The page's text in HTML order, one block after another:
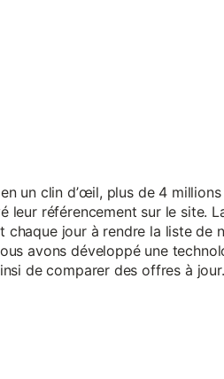
un clin d’œil, plus de 4
leur référencement sur le site.
jour à rendre la liste de
avons développé une
de comparer des offres à jour.